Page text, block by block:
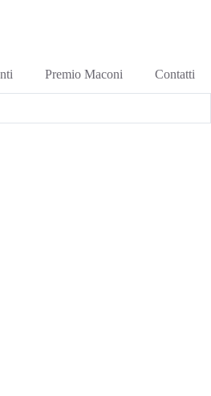
Premio Maconi Contatti